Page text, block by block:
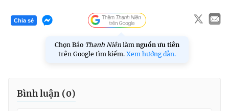
Tổng biên tập: Nguyễn Ngọc Toàn
Tổng thư ký tòa soạn: Đức Trung
Chia sẻ
Chọn Báo Thanh Niên làm nguồn ưu tiên
trên Google tìm kiếm. Xem hướng dẫn.
Bình luận (0)